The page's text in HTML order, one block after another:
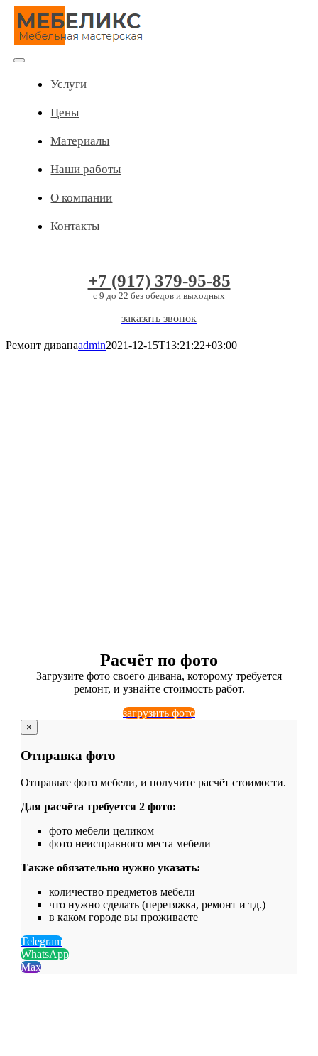
Skip
content
Navigation
Услуги
Цены
Материалы
Наши работы
О компании
Контакты
+7 (917) 379-95-85
c 9 до 22 без обедов и выходных
заказать звонок
Ремонт диванаadmin2021-12-15T13:21:22+03:00
Расчёт по фото
Загрузите фото своего дивана, которому требуется
ремонт, и узнайте стоимость работ.
загрузить фото
×
Отправка фото
Отправьте фото мебели, и получите расчёт стоимости.
Для расчёта требуется 2 фото:
фото мебели целиком
фото неисправного места мебели
Также обязательно нужно указать:
количество предметов мебели
что нужно сделать (перетяжка, ремонт и тд.)
в каком городе вы проживаете
Telegram
WhatsApp
Max